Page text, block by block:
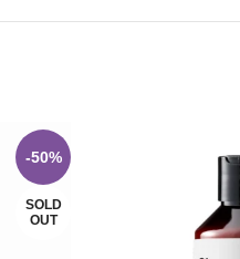
-50%
SOLD
OUT